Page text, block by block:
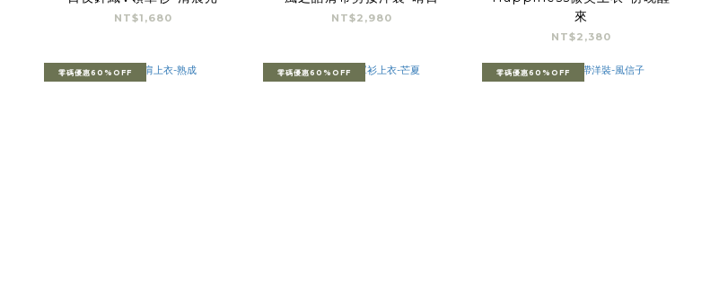
NT$1,680 NT$2,980
來
NT$2,380
零碼優惠60%OFF 零碼優惠60%OFF 零碼優惠60%OFF